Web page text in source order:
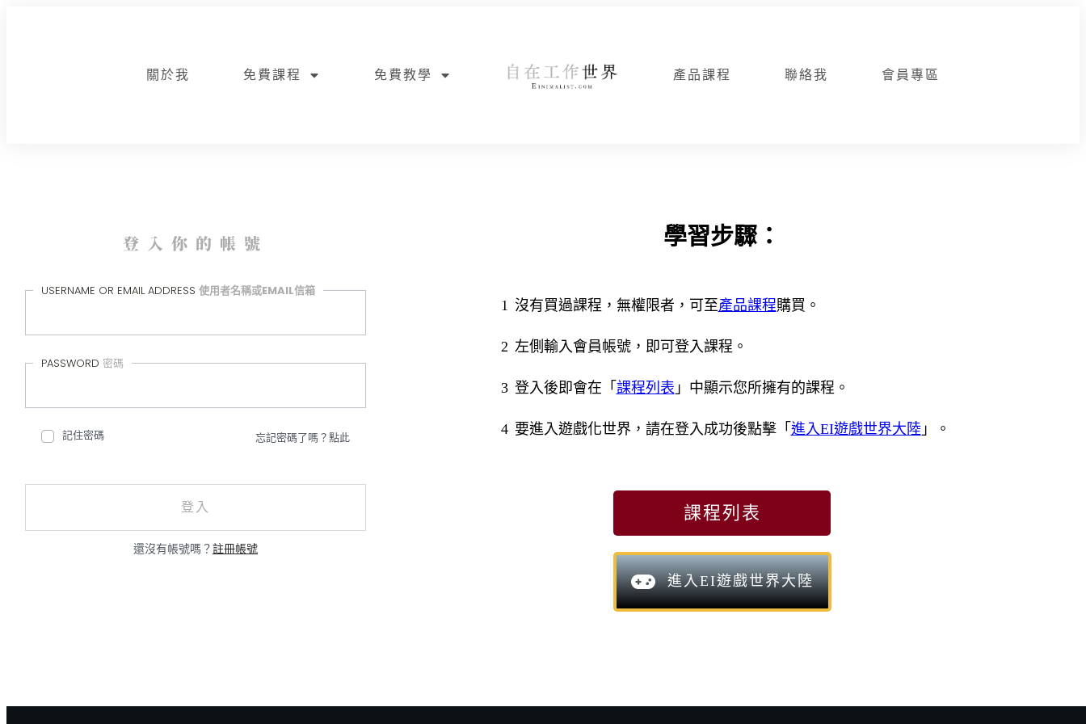
關於我 免費課程 免費教學 產品課程 聯絡我 會員專區
登入你的帳號
USERNAME OR EMAIL ADDRESS 使用者名稱或EMAIL信箱
PASSWORD 密碼
記住密碼 忘記密碼了嗎？點此
登入
還沒有帳號嗎？註冊帳號
學習步驟：
1 沒有買過課程，無權限者，可至產品課程購買。
2 左側輸入會員帳號，即可登入課程。
3 登入後即會在「 課程列表 」中顯示您所擁有的課程。
4 要進入遊戲化世界，請在登入成功後點擊「 進入EI遊戲世界大陸」。
課程列表
進入EI遊戲世界大陸